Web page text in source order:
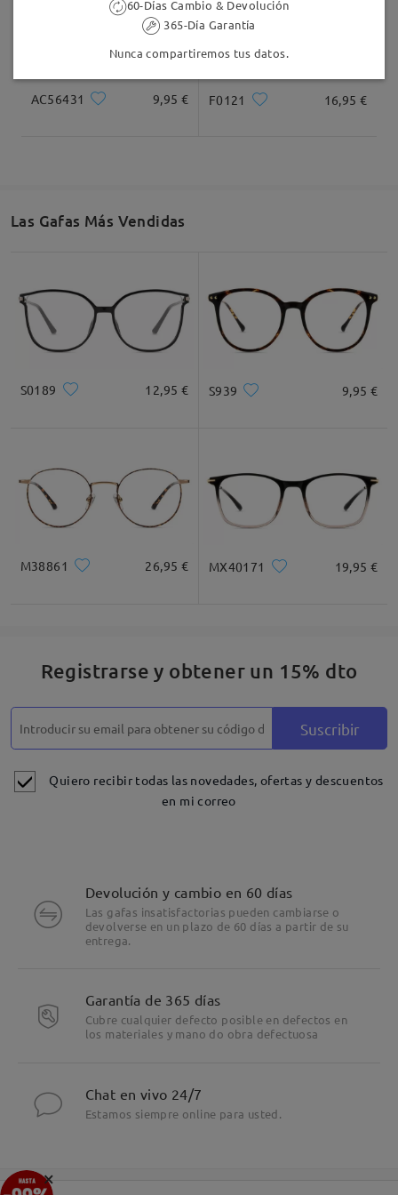
AC56431 9,95 € F0121 16,95 €
Las Gafas Más Vendidas
S0189 12,95 € S939 9,95 €
M38861 26,95 € MX40171 19,95 €
Registrarse y obtener un 15% dto
Suscribir
Quiero recibir todas las novedades, ofertas y descuentos
en mi correo
Devolución y cambio en 60 días
Las gafas insatisfactorias pueden cambiarse o
devolverse en un plazo de 60 días a partir de su
entrega.
Garantía de 365 días
Cubre cualquier defecto posible en defectos en
los materiales y mano do obra defectuosa
Chat en vivo 24/7
Estamos siempre online para usted.
×
60-Días Cambio & Devolución
365-Día Garantía
Nunca compartiremos tus datos.